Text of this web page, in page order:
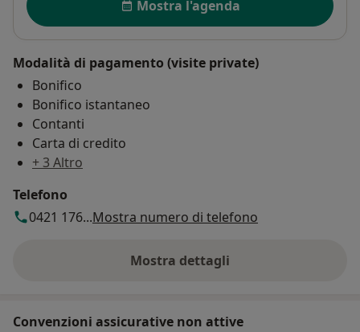
Mostra l'agenda
Modalità di pagamento (visite private)
Bonifico
Bonifico istantaneo
Contanti
Carta di credito
+ 3 Altro
Telefono
0421 176...Mostra numero di telefono
Mostra dettagli
sull'indirizzo
Convenzioni assicurative non attive